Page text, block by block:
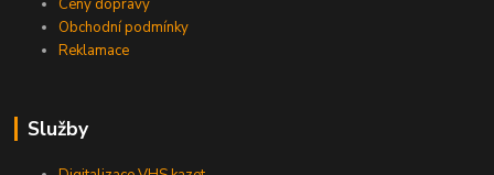
Obchodní podmínky
Reklamace
Služby